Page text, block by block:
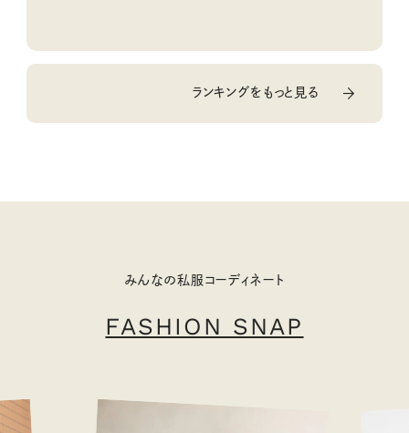
ランキングをもっと見る
みんなの私服コーディネート
FASHION SNAP